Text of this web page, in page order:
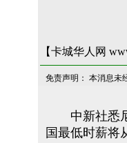
【卡城华人网
免责声明： 本消息未
中新社悉尼6
国最低时薪将